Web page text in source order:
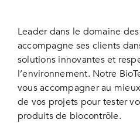
Leader dans le domaine
accompagne ses clients
solutions innovantes et
l’environnement. Notre
vous accompagner au
de vos projets pour tester
produits de biocontrôle.